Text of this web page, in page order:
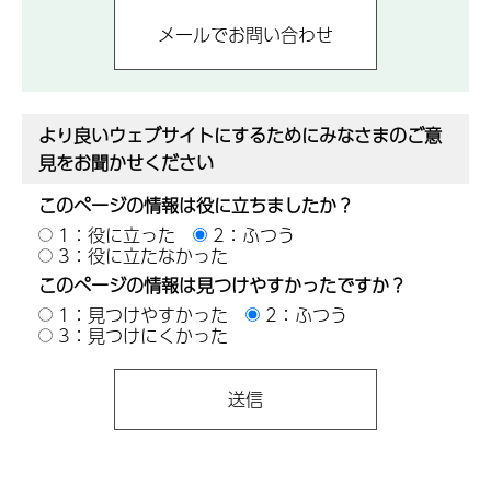
より良いウェブサイトにするためにみなさまのご意
見をお聞かせください
このページの情報は役に立ちましたか？
1：役に立った
2：ふつう
3：役に立たなかった
このページの情報は見つけやすかったですか？
1：見つけやすかった
2：ふつう
3：見つけにくかった